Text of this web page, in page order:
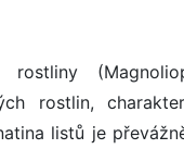
rostliny
rostlin,
listů je